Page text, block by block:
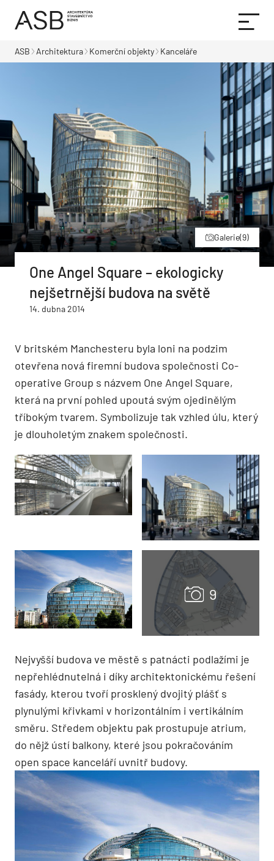
ASB Architektura Komerční objekty Kanceláře
Galerie(9)
One Angel Square – ekologicky
nejšetrnější budova na světě
14. dubna 2014
V britském Manchesteru byla loni na podzim
otevřena nová firemní budova společnosti Co-
operative Group s názvem One Angel Square,
která na první pohled upoutá svým ojedinělým
tříbokým tvarem. Symbolizuje tak vzhled úlu, který
je dlouholetým znakem společnosti.
Nejvyšší budova ve městě s patnácti podlažími je
nepřehlédnutelná i díky architektonickému řešení
fasády, kterou tvoří prosklený dvojitý plášť s
plynulými křivkami v horizontálním i vertikálním
směru. Středem objektu pak prostupuje atrium,
do nějž ústí balkony, které jsou pokračováním
open space kanceláří uvnitř budovy.